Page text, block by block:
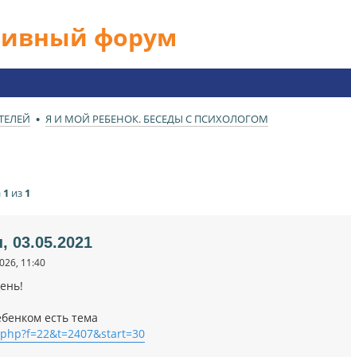
форум
Я И МОЙ РЕБЕНОК. БЕСЕДЫ С ПСИХОЛОГОМ
1 из 1
03.05.2021
11:40
есть тема